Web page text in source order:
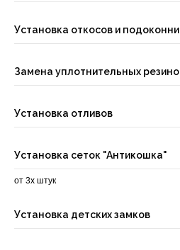
Установка откосов и
Замена уплотнительных
Установка отливов
Установка сеток "Антикошка"
от 3х штук
Установка детских замков